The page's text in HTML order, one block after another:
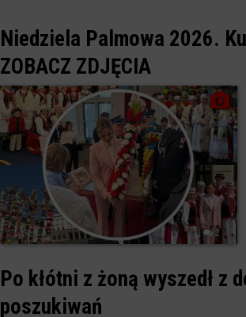
Niedziela Palmowa 2026.
ZOBACZ ZDJĘCIA
2
Po kłótni z żoną wyszedł z
poszukiwań